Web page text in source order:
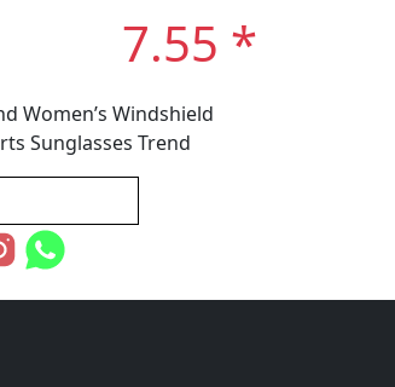
7.55 *
Women’s Windshield
Sunglasses Trend